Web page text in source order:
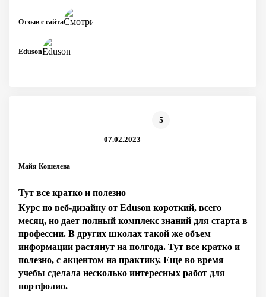
Eduson
Отзыв с сайта
Майя Кошелева
5
07.02.2023
Тут все кратко и полезно
Курс по веб-дизайну от Eduson короткий, всего
месяц, но дает полный комплекс знаний для старта в
профессии. В других школах такой же объем
информации растянут на полгода. Тут все кратко и
полезно, с акцентом на практику. Еще во время
учебы сделала несколько интересных работ для
портфолио.